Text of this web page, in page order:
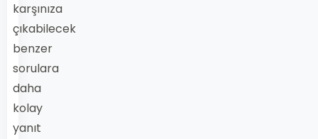
karşınıza
çıkabilecek
benzer
sorulara
daha
kolay
yanıt